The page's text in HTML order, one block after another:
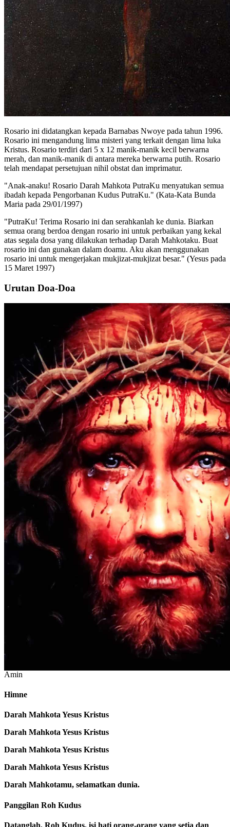
Rosario ini didatangkan kepada Barnabas Nwoye pada tahun 1996.
Rosario ini mengandung lima misteri yang terkait dengan lima luka
Kristus. Rosario terdiri dari 5 x 12 manik-manik kecil berwarna
merah, dan manik-manik di antara mereka berwarna putih. Rosario
telah mendapat persetujuan nihil obstat dan imprimatur.
"Anak-anaku! Rosario Darah Mahkota PutraKu menyatukan semua
ibadah kepada Pengorbanan Kudus PutraKu." (Kata-Kata Bunda
Maria pada 29/01/1997)
"PutraKu! Terima Rosario ini dan serahkanlah ke dunia. Biarkan
semua orang berdoa dengan rosario ini untuk perbaikan yang kekal
atas segala dosa yang dilakukan terhadap Darah Mahkotaku. Buat
rosario ini dan gunakan dalam doamu. Aku akan menggunakan
rosario ini untuk mengerjakan mukjizat-mukjizat besar." (Yesus pada
15 Maret 1997)
Urutan Doa-Doa
Amin
Himne
Darah Mahkota Yesus Kristus
Darah Mahkota Yesus Kristus
Darah Mahkota Yesus Kristus
Darah Mahkota Yesus Kristus
Darah Mahkotamu, selamatkan dunia.
Panggilan Roh Kudus
Datanglah, Roh Kudus, isi hati orang-orang yang setia dan